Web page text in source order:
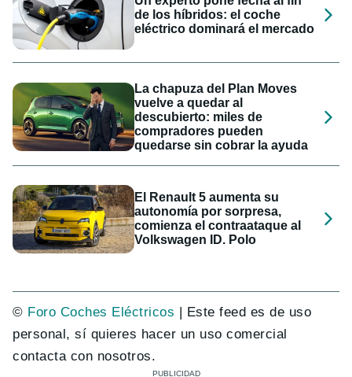
de los híbridos: el coche
eléctrico dominará el mercado
La chapuza del Plan Moves
vuelve a quedar al
descubierto: miles de
compradores pueden
quedarse sin cobrar la ayuda
El Renault 5 aumenta su
autonomía por sorpresa,
comienza el contraataque al
Volkswagen ID. Polo
© Foro Coches Eléctricos | Este feed es de uso
personal, sí quieres hacer un uso comercial
contacta con nosotros.